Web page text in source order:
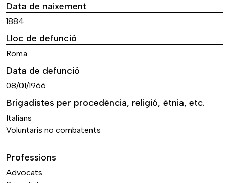
Data de naixement
1884
Lloc de defunció
Roma
Data de defunció
08/01/1966
Brigadistes per procedència, religió, ètnia, etc.
Italians
Voluntaris no combatents
Professions
Advocats